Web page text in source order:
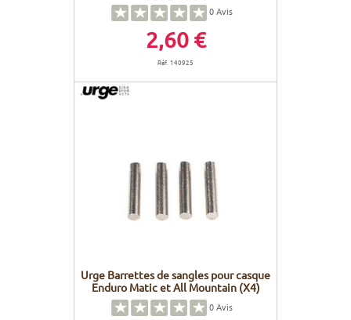
0Avis
2,60 €
Réf. 140925
Urge Barrettes de sangles pour casque
Enduro Matic et All Mountain (X4)
0Avis